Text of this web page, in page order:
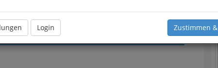
Login Zustimmen
Meine Nachricht senden